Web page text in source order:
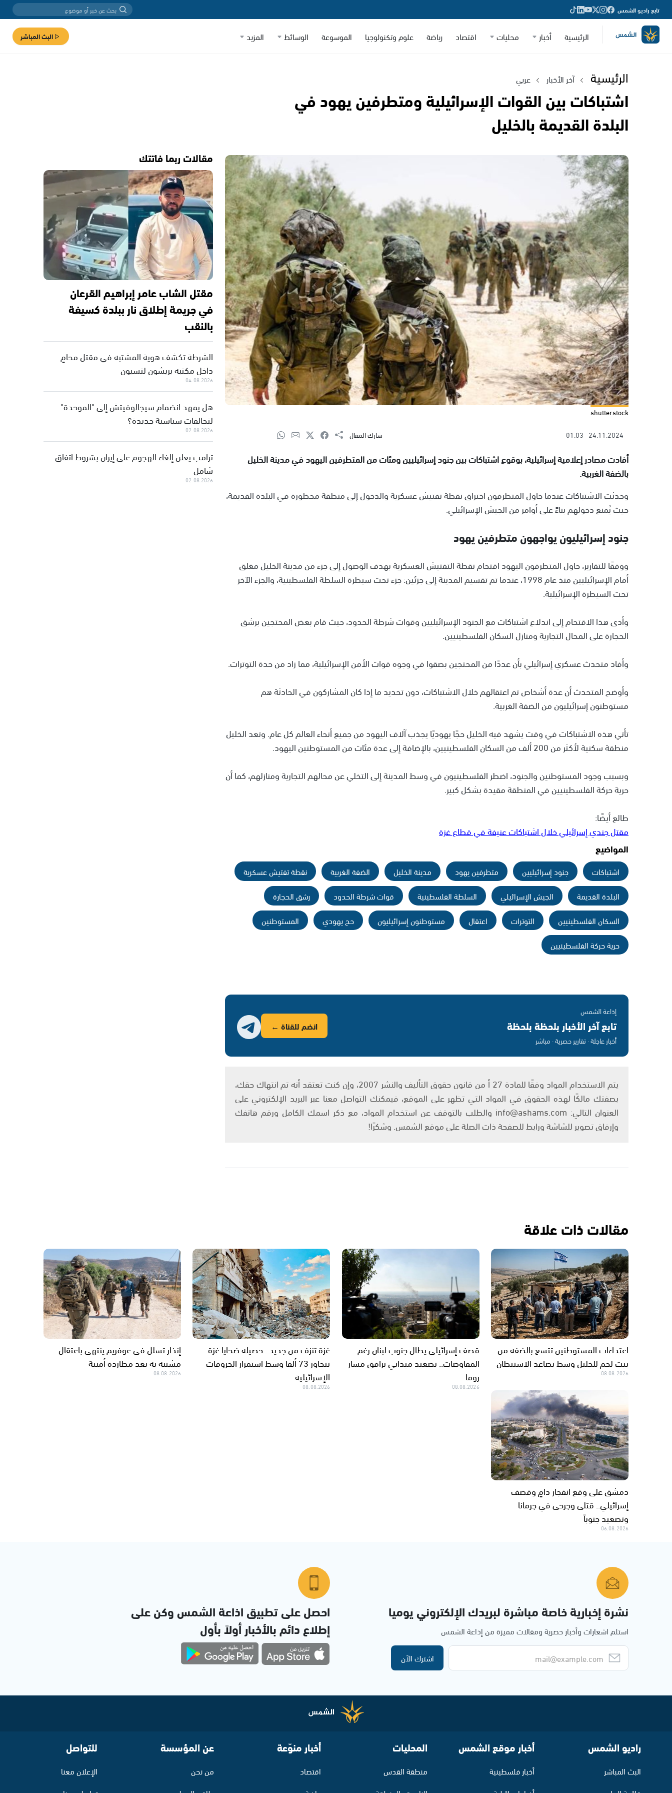
تابع راديو الشمس
الرئيسية أخبار محليات اقتصاد رياضة علوم وتكنولوجيا الموسوعة الوسائط المزيد البث المباشر
الرئيسية آخر الأخبار عربي
اشتباكات بين القوات الإسرائيلية ومتطرفين يهود في
البلدة القديمة بالخليل
shutterstock
24.11.2024
01:03 شارك المقال
أفادت مصادر إعلامية إسرائيلية، بوقوع اشتباكات بين جنود إسرائيليين ومئات من المتطرفين اليهود في مدينة الخليل
بالضفة الغربية.
وحدثت الاشتباكات عندما حاول المتطرفون اختراق نقطة تفتيش عسكرية والدخول إلى منطقة محظورة في البلدة القديمة،
حيث يُمنع دخولهم بناءً على أوامر من الجيش الإسرائيلي.
جنود إسرائيليون يواجهون متطرفين يهود
ووفقًا للتقارير، حاول المتطرفون اليهود اقتحام نقطة التفتيش العسكرية بهدف الوصول إلى جزء من مدينة الخليل مغلق
أمام الإسرائيليين منذ عام 1998، عندما تم تقسيم المدينة إلى جزئين: جزء تحت سيطرة السلطة الفلسطينية، والجزء الآخر
تحت السيطرة الإسرائيلية.
وأدى هذا الاقتحام إلى اندلاع اشتباكات مع الجنود الإسرائيليين وقوات شرطة الحدود، حيث قام بعض المحتجين برشق
الحجارة على المحال التجارية ومنازل السكان الفلسطينيين.
وأفاد متحدث عسكري إسرائيلي بأن عددًا من المحتجين بصقوا في وجوه قوات الأمن الإسرائيلية، مما زاد من حدة التوترات.
وأوضح المتحدث أن عدة أشخاص تم اعتقالهم خلال الاشتباكات، دون تحديد ما إذا كان المشاركون في الحادثة هم
مستوطنون إسرائيليون من الضفة الغربية.
تأتي هذه الاشتباكات في وقت يشهد فيه الخليل حجًا يهوديًا يجذب آلاف اليهود من جميع أنحاء العالم كل عام. وتعد الخليل
منطقة سكنية لأكثر من 200 ألف من السكان الفلسطينيين، بالإضافة إلى عدة مئات من المستوطنين اليهود.
وبسبب وجود المستوطنين والجنود، اضطر الفلسطينيون في وسط المدينة إلى التخلي عن محالهم التجارية ومنازلهم، كما أن
حرية حركة الفلسطينيين في المنطقة مقيدة بشكل كبير.
طالع أيضًا:
مقتل جندي إسرائيلي خلال اشتباكات عنيفة في قطاع غزة
المواضيع
اشتباكات جنود إسرائيليين متطرفين يهود مدينة الخليل الضفة الغربية
نقطة تفتيش عسكرية
البلدة القديمة
الجيش الإسرائيلي السلطة الفلسطينية قوات شرطة الحدود
رشق الحجارة
السكان الفلسطينيين
التوترات اعتقال مستوطنون إسرائيليون حج يهودي
المستوطنين
حرية حركة الفلسطينيين
إذاعة الشمس
تابع آخر الأخبار بلحظة بلحظة
أخبار عاجلة · تقارير حصرية · مباشر
انضم للقناة ←
يتم الاستخدام المواد وفقًا للمادة 27 أ من قانون حقوق التأليف والنشر 2007، وإن كنت تعتقد أنه تم انتهاك حقك،
بصفتك مالكًا لهذه الحقوق في المواد التي تظهر على الموقع، فيمكنك التواصل معنا عبر البريد الإلكتروني على
العنوان التالي: info@ashams.com والطلب بالتوقف عن استخدام المواد، مع ذكر اسمك الكامل ورقم هاتفك
وإرفاق تصوير للشاشة ورابط للصفحة ذات الصلة على موقع الشمس. وشكرًا!
مقالات ربما فاتتك
مقتل الشاب عامر إبراهيم القرعان
في جريمة إطلاق نار ببلدة كسيفة
بالنقب
الشرطة تكشف هوية المشتبه في مقتل محامٍ
داخل مكتبه بريشون لتسيون
04.08.2026
هل يمهد انضمام سيجالوفيتش إلى "الموحدة"
لتحالفات سياسية جديدة؟
02.08.2026
ترامب يعلن إلغاء الهجوم على إيران بشروط اتفاق
شامل
02.08.2026
مقالات ذات علاقة
اعتداءات المستوطنين تتسع بالضفة من
بيت لحم للخليل وسط تصاعد الاستيطان
08.08.2026
قصف إسرائيلي يطال جنوب لبنان رغم
المفاوضات.. تصعيد ميداني يرافق مسار
روما
08.08.2026
غزة تنزف من جديد.. حصيلة ضحايا غزة
تتجاوز 73 ألفًا وسط استمرار الخروقات
الإسرائيلية
08.08.2026
إنذار تسلل في عوفريم ينتهي باعتقال
مشتبه به بعد مطاردة أمنية
08.08.2026
دمشق على وقع انفجار دامٍ وقصف
إسرائيلي.. قتلى وجرحى في جرمانا
وتصعيد جنوباً
06.08.2026
نشرة إخبارية خاصة مباشرة لبريدك الإلكتروني يوميا
استلم اشعارات وأخبار حصرية ومقالات مميزة من إذاعة الشمس
اشترك الآن
احصل على تطبيق اذاعة الشمس وكن على
إطلاع دائم بالأخبار أولاً بأول
راديو الشمس
البث المباشر
أخبار موقع الشمس
أخبار فلسطينية
المحليات
منطقة القدس
أخبار منوّعة
اقتصاد
عن المؤسسة
من نحن
للتواصل
الإعلان معنا